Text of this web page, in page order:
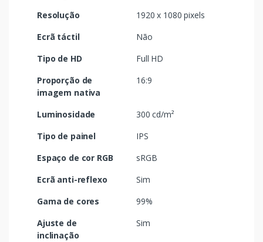
Resolução
1920 x 1080 pixels
Ecrã táctil
Não
Tipo de HD
Full HD
Proporção de
imagem nativa
16:9
Luminosidade
300 cd/m²
Tipo de painel
IPS
Espaço de cor RGB
sRGB
Ecrã anti-reflexo
Sim
Gama de cores
99%
Ajuste de
inclinação
Sim